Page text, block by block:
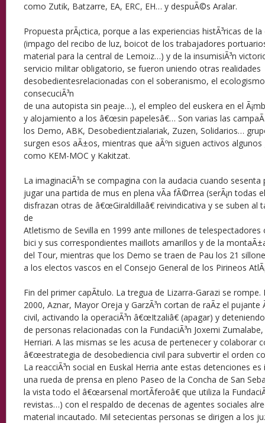
como Zutik, Batzarre, EA, ERC, EH… y despuÃ©s Aralar.
Propuesta prÃ¡ctica, porque a las experiencias histÃ³ricas de
(impago del recibo de luz, boicot de los trabajadores
material para la central de Lemoiz…) y de la insumisiÃ³n
servicio militar obligatorio, se fueron uniendo otras realidades
desobedientesrelacionadas con el soberanismo, el
consecuciÃ³n
de una autopista sin peaje…), el empleo del euskera en el
y alojamiento a los â€œsin papelesâ€… Son varias las
los Demo, ABK, Desobedientzialariak, Zuzen, Solidarios…
surgen esos aÃ±os, mientras que aÃºn siguen activos
como KEM-MOC y Kakitzat.
La imaginaciÃ³n se compagina con la audacia cuando
jugar una partida de mus en plena vÃ­a fÃ©rrea (serÃ¡n todas
disfrazan otras de â€œGiraldillaâ€ reivindicativa y se suben al
de
Atletismo de Sevilla en 1999 ante millones de telespectadores
bici y sus correspondientes maillots amarillos y de la
del Tour, mientras que los Demo se traen de Pau los 21
a los electos vascos en el Consejo General de los Pirineos
Fin del primer capÃ­tulo. La tregua de Lizarra-Garazi se rompe.
2000, Aznar, Mayor Oreja y GarzÃ³n cortan de raÃ­z el pujante
civil, activando la operaciÃ³n â€œItzaliâ€ (apagar) y
de personas relacionadas con la FundaciÃ³n Joxemi
Herriari. A las mismas se les acusa de pertenecer y colaborar
â€œestrategia de desobediencia civil para subvertir el orden
La reacciÃ³n social en Euskal Herria ante estas detenciones
una rueda de prensa en pleno Paseo de la Concha de San
la vista todo el â€œarsenal mortÃ­feroâ€ que utiliza la
revistas…) con el respaldo de decenas de agentes sociales
material incautado. Mil setecientas personas se dirigen a los